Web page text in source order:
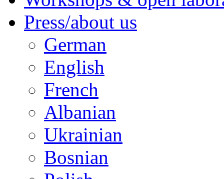
Press/about us
German
English
French
Albanian
Ukrainian
Bosnian